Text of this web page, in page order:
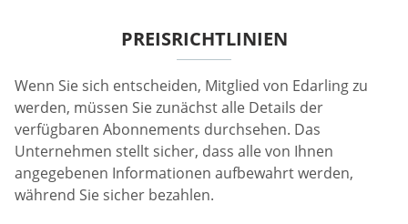
PREISRICHTLINIEN
Wenn Sie sich entscheiden, Mitglied von Edarling zu
werden, müssen Sie zunächst alle Details der
verfügbaren Abonnements durchsehen. Das
Unternehmen stellt sicher, dass alle von Ihnen
angegebenen Informationen aufbewahrt werden,
während Sie sicher bezahlen.